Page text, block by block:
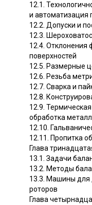
12.1.
и автоматизация
12.2. Допуски и
12.3.
12.4.
поверхностей
12.5. Размерные
12.6. Резьба
12.7. Сварка и
12.8.
12.9.
обработка
12.10.
12.11. Пропитка
Глава
13.1. Задачи
13.2. Методы
13.3. Машины для
роторов
Глава